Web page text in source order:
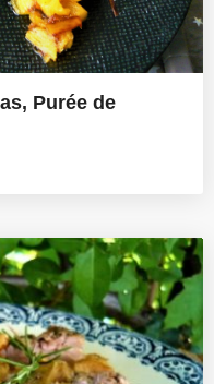
Purée de